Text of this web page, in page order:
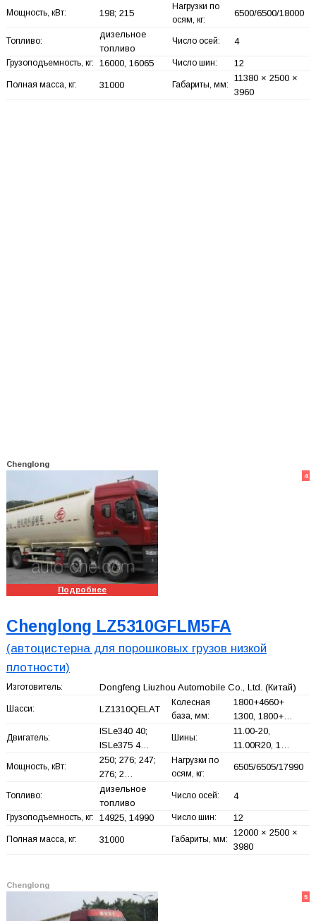
Мощность, кВт: 198; 215
Нагрузки по
осям, кг:
6500/6500/18000
Топливо:
дизельное
топливо
Число осей: 4
Грузоподъемность, кг: 16000, 16065 Число шин: 12
Полная масса, кг: 31000 Габариты, мм:
11380 × 2500 ×
3960
Chenglong
4
Подробнее
Chenglong LZ5310GFLM5FA
(автоцистерна для порошковых грузов низкой
плотности)
Изготовитель: Dongfeng Liuzhou Automobile Co., Ltd. (Китай)
Шасси: LZ1310QELAT
Колесная
база, мм:
1800+4660+
1300, 1800+…
Двигатель:
ISLe340 40;
ISLe375 4…
Шины:
11.00-20,
11.00R20, 1…
Мощность, кВт:
250; 276; 247;
276; 2…
Нагрузки по
осям, кг:
6505/6505/17990
Топливо:
дизельное
топливо
Число осей: 4
Грузоподъемность, кг: 14925, 14990 Число шин: 12
Полная масса, кг: 31000 Габариты, мм:
12000 × 2500 ×
3980
Chenglong
5